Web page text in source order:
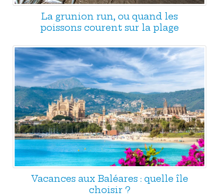
La grunion run, ou quand les
poissons courent sur la plage
Vacances aux Baléares : quelle île
choisir ?